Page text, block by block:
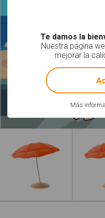
Te damos la
Nuestra página
mejorar la
Más
!